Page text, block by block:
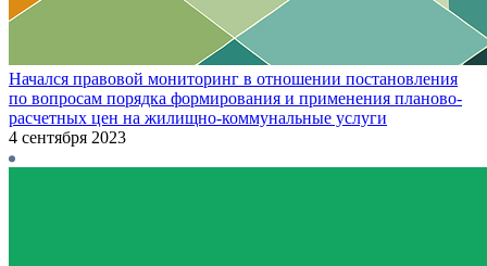
Начался правовой мониторинг в отношении постановления
по вопросам порядка формирования и применения планово-
расчетных цен на жилищно-коммунальные услуги
4 сентября 2023